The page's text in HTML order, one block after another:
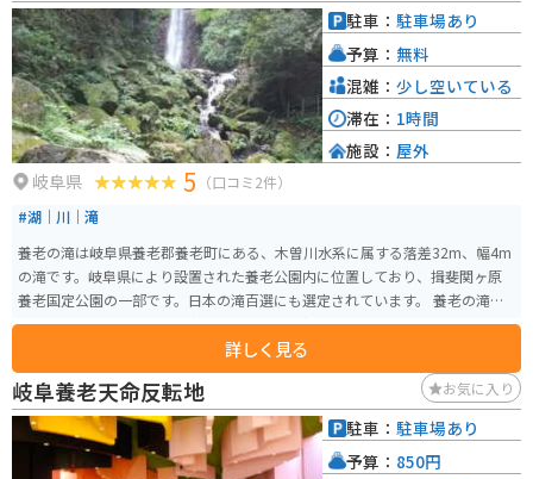
下呂温泉や馬瀬川温泉などの温泉地があり、観光の拠点としても便利です。
また、春には桜、秋には紅葉の名所としても知られており、四季折々の自然
を楽しむことができます。
岐阜県 5 （口コミ2件）
#湖｜川｜滝
養老の滝は岐阜県養老郡養老町にある、木曽川水系に属する落差32m、幅4m
の滝です。岐阜県により設置された養老公園内に位置しており、揖斐関ヶ原
養老国定公園の一部です。日本の滝百選にも選定されています。 養老の滝
は、古来から文人墨客にも親しまれてきた名瀑であり、葛飾北斎も浮世絵に
描いています。滝の名前は、孝子物語に由来しており、「親孝行な木こり
が、湧き出た水をひょうたんに汲み、父に飲ませると若返った」という伝説
が残っています。 雄麗な滝の姿はもちろん、周囲を彩る自然も魅力。春は桜
が咲き誇り、公園一帯をピンク色に染め、秋には山全体が紅葉して、グラデ
ーションが見事です。また、公園内には体験型アート施設の「養老天命反転
地」や遊具のある「子どもの国」などの施設もあり、大人から子どもまで１
詳しく見る
駐車： 駐車場あり
予算： 無料
混雑： 少し空いている
滞在： 1時間
施設： 屋外
岐阜養老天命反転地 お気に入り
駐車： 駐車場あり
予算： 850円